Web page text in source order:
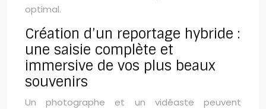
optimal.
Création d’un reportage hybride :
une saisie complète et
immersive de vos plus beaux
souvenirs
Un photographe et un vidéaste peuvent